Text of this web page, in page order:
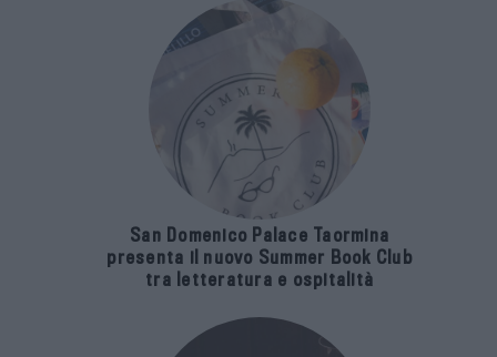
San Domenico Palace Taormina
presenta il nuovo Summer Book Club
tra letteratura e ospitalità